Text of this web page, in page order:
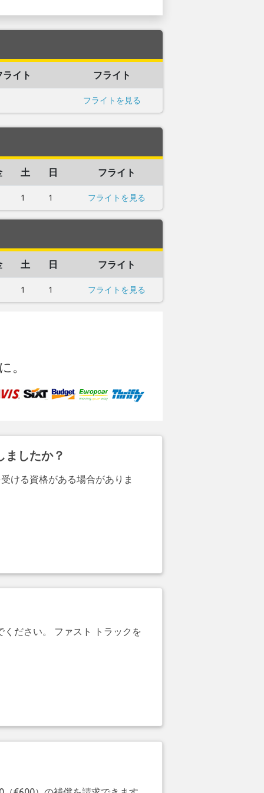
イト フライト
フライトを見る
土 日 フライト
1 1 フライトを見る
土 日 フライト
1 1 フライトを見る
。
ましたか？
ける資格がある場合がありま
ださい。 ファスト トラックを